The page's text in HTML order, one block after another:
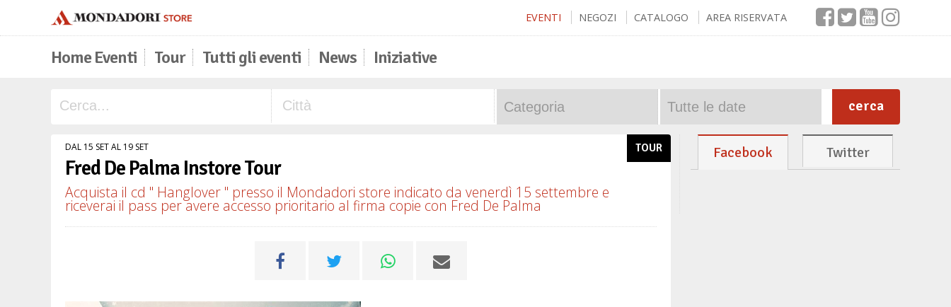
EVENTI NEGOZI CATALOGO AREA RISERVATA
Home Eventi Tour Tutti gli eventi News Iniziative
cerca
TOUR
DAL 15 SET AL 19 SET
Fred De Palma Instore Tour
Acquista il cd " Hanglover " presso il Mondadori store indicato da venerdì 15 settembre e
riceverai il pass per avere accesso prioritario al firma copie con Fred De Palma
Facebook Twitter